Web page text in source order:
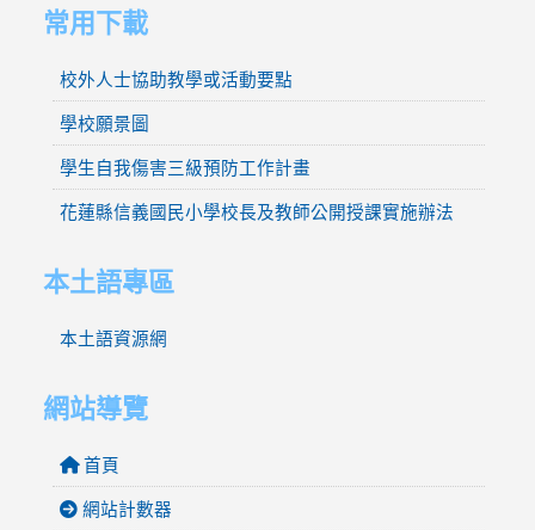
常用下載
校外人士協助教學或活動要點
學校願景圖
學生自我傷害三級預防工作計畫
花蓮縣信義國民小學校長及教師公開授課實施辦法
本土語專區
本土語資源網
網站導覽
首頁
網站計數器